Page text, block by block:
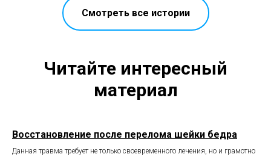
Смотреть все истории
Читайте интересный
материал
Восстановление после перелома шейки бедра
Данная травма требует не только своевременного лечения, но и грамотно